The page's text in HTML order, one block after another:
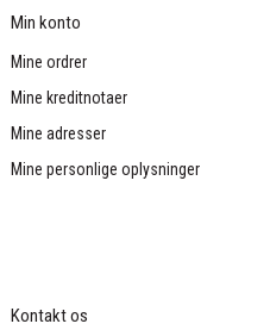
Min konto
Mine ordrer
Mine kreditnotaer
Mine adresser
Mine personlige oplysninger
Kontakt os